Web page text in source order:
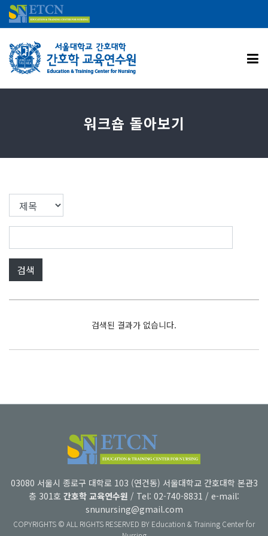
워크숍 돌아보기
검색된 결과가 없습니다.
03080 서울시 종로구 대학로 103 (연건동) 서울대학교 간호대학 본관3
층 301호 간호학 교육연수원 / Tel: 02-740-8831 / e-mail:
snunursing@gmail.com
COPYRIGHTS © ALL RIGHTS RESERVED BY Education & Training Center for